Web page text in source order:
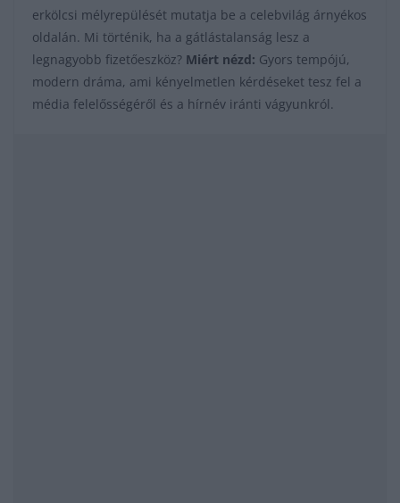
erkölcsi mélyrepülését mutatja be a celebvilág árnyékos
oldalán. Mi történik, ha a gátlástalanság lesz a
legnagyobb fizetőeszköz? Miért nézd: Gyors tempójú,
modern dráma, ami kényelmetlen kérdéseket tesz fel a
média felelősségéről és a hírnév iránti vágyunkról.